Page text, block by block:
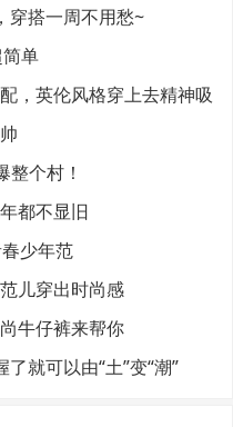
穿搭一周不用愁~
单
，英伦风格穿上去精神吸
个村！
都不显旧
少年范
儿穿出时尚感
牛仔裤来帮你
就可以由“土”变“潮”